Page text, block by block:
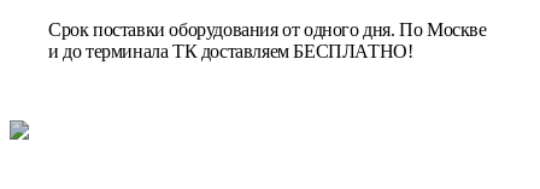
Срок поставки оборудования от одного дня. По Москве
и до терминала ТК доставляем БЕСПЛАТНО!